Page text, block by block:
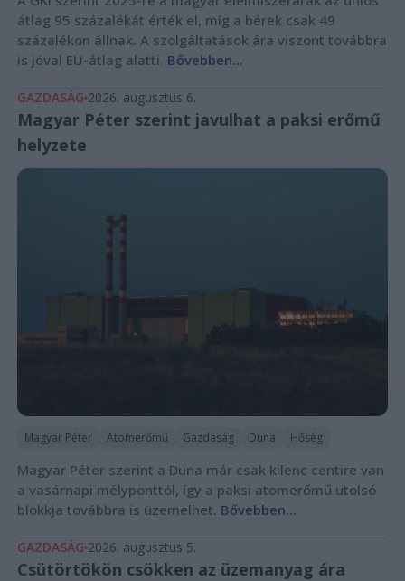
átlag 95 százalékát érték el, míg a bérek csak 49
százalékon állnak. A szolgáltatások ára viszont továbbra
is jóval EU-átlag alatti. Bővebben...
GAZDASÁG 2026. augusztus 6.
Magyar Péter szerint javulhat a paksi erőmű
helyzete
Magyar Péter Atomerőmű Gazdaság Duna Hőség
Magyar Péter szerint a Duna már csak kilenc centire van
a vasárnapi mélyponttól, így a paksi atomerőmű utolsó
blokkja továbbra is üzemelhet. Bővebben...
GAZDASÁG 2026. augusztus 5.
Csütörtökön csökken az üzemanyag ára